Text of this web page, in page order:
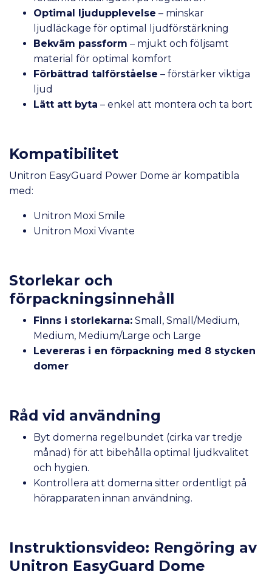
Optimal ljudupplevelse – minskar
ljudläckage för optimal ljudförstärkning
Bekväm passform – mjukt och följsamt
material för optimal komfort
Förbättrad talförståelse – förstärker viktiga
ljud
Lätt att byta – enkel att montera och ta bort
Kompatibilitet
Unitron EasyGuard Power Dome är kompatibla
med:
Unitron Moxi Smile
Unitron Moxi Vivante
Storlekar och
förpackningsinnehåll
Finns i storlekarna: Small, Small/Medium,
Medium, Medium/Large och Large
Levereras i en förpackning med 8 stycken
domer
Råd vid användning
Byt domerna regelbundet (cirka var tredje
månad) för att bibehålla optimal ljudkvalitet
och hygien.
Kontrollera att domerna sitter ordentligt på
hörapparaten innan användning.
Instruktionsvideo: Rengöring av
Unitron EasyGuard Dome